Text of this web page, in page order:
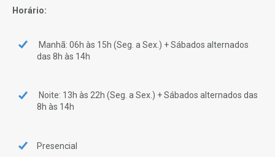
Horário:
Manhã: 06h às 15h (Seg. a Sex.) + Sábados alternados
das 8h às 14h
Noite: 13h às 22h (Seg. a Sex.) + Sábados alternados das
8h às 14h
Presencial